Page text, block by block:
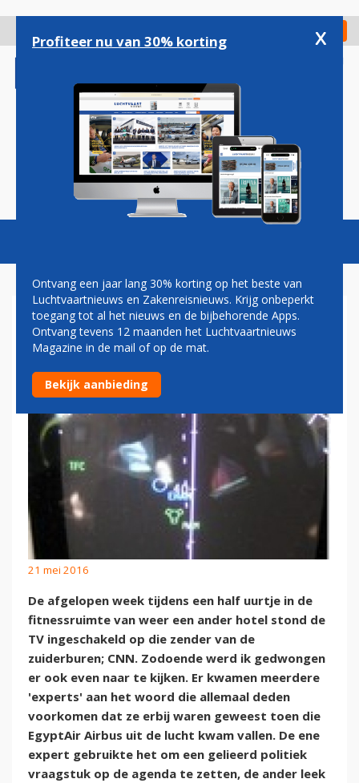
gaan
Check in
Magazine Podcasts Vacatures
DAVID VAN VLIET:
VLIEGTUIGSTAND
21 mei 2016
De afgelopen week tijdens een half uurtje in de
fitnessruimte van weer een ander hotel stond de
TV ingeschakeld op die zender van de
zuiderburen; CNN. Zodoende werd ik gedwongen
er ook even naar te kijken. Er kwamen meerdere
'experts' aan het woord die allemaal deden
voorkomen dat ze erbij waren geweest toen die
EgyptAir Airbus uit de lucht kwam vallen. De ene
expert gebruikte het om een gelieerd politiek
vraagstuk op de agenda te zetten, de ander leek
Profiteer nu van 30% korting x
Ontvang een jaar lang 30% korting op het beste van
Luchtvaartnieuws en Zakenreisnieuws. Krijg onbeperkt
toegang tot al het nieuws en de bijbehorende Apps.
Ontvang tevens 12 maanden het Luchtvaartnieuws
Magazine in de mail of op de mat.
Bekijk aanbieding